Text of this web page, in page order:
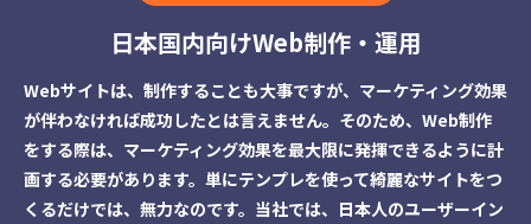
日本国内向けWeb制作・運用
Webサイトは、制作することも大事ですが、マーケティング効果
が伴わなければ成功したとは言えません。そのため、Web制作
をする際は、マーケティング効果を最大限に発揮できるように計
画する必要があります。単にテンプレを使って綺麗なサイトをつ
くるだけでは、無力なのです。当社では、日本人のユーザーイン